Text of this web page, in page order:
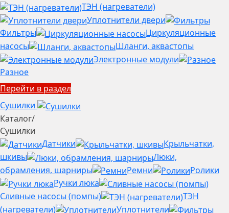
ТЭН (нагреватели)
Уплотнители двери
Фильтры
Циркуляционные
насосы
Шланги, аквастопы
Электронные модули
Разное
Перейти в раздел
Сушилки
Каталог/
Сушилки
Датчики
Крыльчатки,
шкивы
Люки,
обрамления, шарниры
Ремни
Ролики
Ручки люка
Сливные насосы (помпы)
ТЭН
(нагреватели)
Уплотнители